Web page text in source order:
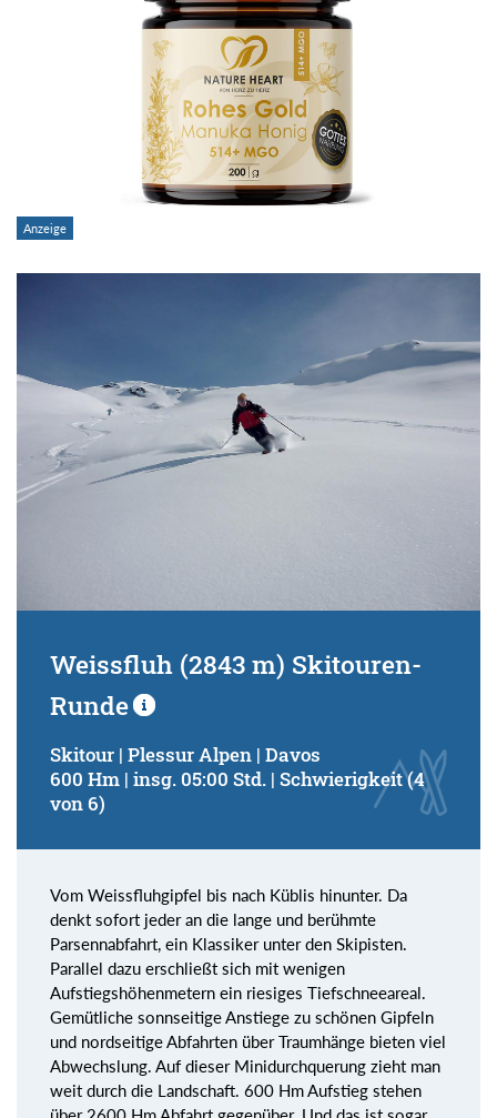
Weissfluh (2843 m) Skitouren-
Runde
Skitour | Plessur Alpen | Davos
600 Hm | insg. 05:00 Std. | Schwierigkeit (4
von 6)
Vom Weissfluhgipfel bis nach Küblis hinunter. Da
denkt sofort jeder an die lange und berühmte
Parsennabfahrt, ein Klassiker unter den Skipisten.
Parallel dazu erschließt sich mit wenigen
Aufstiegshöhenmetern ein riesiges Tiefschneeareal.
Gemütliche sonnseitige Anstiege zu schönen Gipfeln
und nordseitige Abfahrten über Traumhänge bieten viel
Abwechslung. Auf dieser Minidurchquerung zieht man
weit durch die Landschaft. 600 Hm Aufstieg stehen